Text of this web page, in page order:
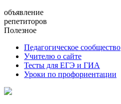
объявление
репетиторов
Полезное
Педагогическое сообщество
Учителю о сайте
Тесты для ЕГЭ и ГИА
Уроки по профориентации